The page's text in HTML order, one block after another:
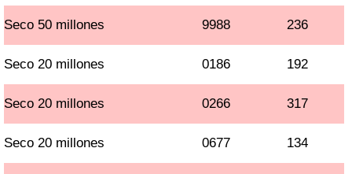
Seco 50 millones 9988 236
Seco 20 millones 0186 192
Seco 20 millones 0266 317
Seco 20 millones 0677 134